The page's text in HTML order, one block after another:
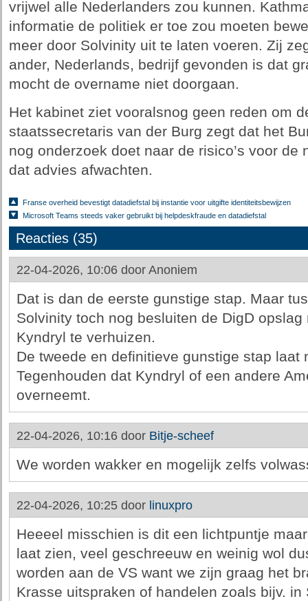
vrijwel alle Nederlanders zou kunnen.
informatie de politiek er toe zou moeten
meer door Solvinity uit te laten voeren. Zij
ander, Nederlands, bedrijf gevonden is dat
mocht de overname niet doorgaan.
Het kabinet ziet vooralsnog geen reden om
staatssecretaris van der Burg zegt dat het
nog onderzoek doet naar de risico’s voor
dat advies afwachten.
Franse overheid bevestigt datadiefstal bij instantie voor uitgifte identiteitsbewijzen
Microsoft Teams steeds vaker gebruikt bij helpdeskfraude en datadiefstal
Reacties (35)
22-04-2026, 10:06 door Anoniem
Dat is dan de eerste gunstige stap. Maar
Solvinity toch nog besluiten de DigD
Kyndryl te verhuizen.
De tweede en definitieve gunstige stap laat
Tegenhouden dat Kyndryl of een andere
overneemt.
22-04-2026, 10:16 door Bitje-scheef
We worden wakker en mogelijk zelfs
22-04-2026, 10:25 door linuxpro
Heeeel misschien is dit een lichtpuntje
laat zien, veel geschreeuw en weinig wol
worden aan de VS want we zijn graag het
Krasse uitspraken of handelen zoals bijv.